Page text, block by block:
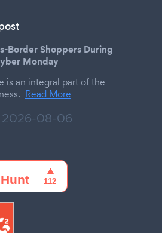
Border Shoppers During
Monday
is an integral part of the
Read More
2026-08-06